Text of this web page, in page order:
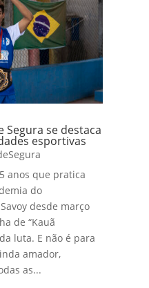
Segura se destaca
esportivas
anos que pratica
do
desde março
de “Kauã
luta. E não é para
amador,
as...